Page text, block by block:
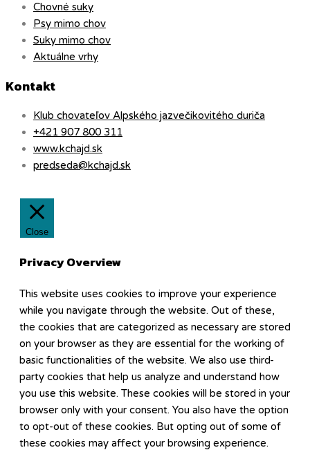
Chovné suky
Psy mimo chov
Suky mimo chov
Aktuálne vrhy
Kontakt
Klub chovateľov Alpského jazvečikovitého duriča
+421 907 800 311
www.kchajd.sk
predseda@kchajd.sk
Close
Privacy Overview
This website uses cookies to improve your experience
while you navigate through the website. Out of these,
the cookies that are categorized as necessary are stored
on your browser as they are essential for the working of
basic functionalities of the website. We also use third-
party cookies that help us analyze and understand how
you use this website. These cookies will be stored in your
browser only with your consent. You also have the option
to opt-out of these cookies. But opting out of some of
these cookies may affect your browsing experience.